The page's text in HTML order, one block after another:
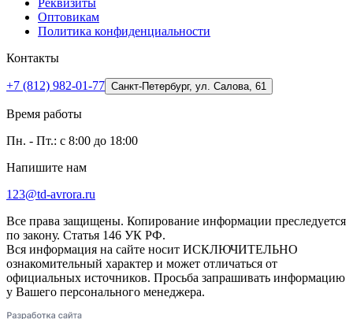
Реквизиты
Оптовикам
Политика конфиденциальности
Контакты
+7 (812) 982-01-77 Санкт-Петербург, ул. Салова, 61
Время работы
Пн. - Пт.: с 8:00 до 18:00
Напишите нам
123@td-avrora.ru
Все права защищены. Копирование информации преследуется
по закону. Статья 146 УК РФ.
Вся информация на сайте носит ИСКЛЮЧИТЕЛЬНО
ознакомительный характер и может отличаться от
официальных источников. Просьба запрашивать информацию
у Вашего персонального менеджера.